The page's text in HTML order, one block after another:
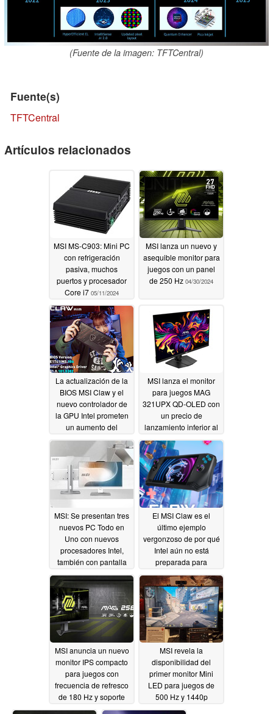
(Fuente de la imagen: TFTCentral)
Fuente(s)
TFTCentral
Artículos relacionados
MSI MS-C903: Mini PC
con refrigeración
pasiva, muchos
puertos y procesador
Core i7 05/11/2024
MSI lanza un nuevo y
asequible monitor para
juegos con un panel
de 250 Hz 04/30/2024
La actualización de la
BIOS MSI Claw y el
nuevo controlador de
la GPU Intel prometen
un aumento del
rendimiento de hasta
el 43,5
04/22/2024
MSI lanza el monitor
para juegos MAG
321UPX QD-OLED con
un precio de
lanzamiento inferior al
de sus competidores
ASUS ROG, Dell
Alienware y Gigabyte
AORUS04/05/2024
MSI: Se presentan tres
nuevos PC Todo en
Uno con nuevos
procesadores Intel,
también con pantalla
táctil03/28/2024
El MSI Claw es el
último ejemplo
vergonzoso de por qué
Intel aún no está
preparada para
competir en la industria
de los juegos03/23/2024
MSI anuncia un nuevo
monitor IPS compacto
para juegos con
frecuencia de refresco
de 180 Hz y soporte
VRR03/21/2024
MSI revela la
disponibilidad del
primer monitor Mini
LED para juegos de
500 Hz y 1440p
03/21/2024